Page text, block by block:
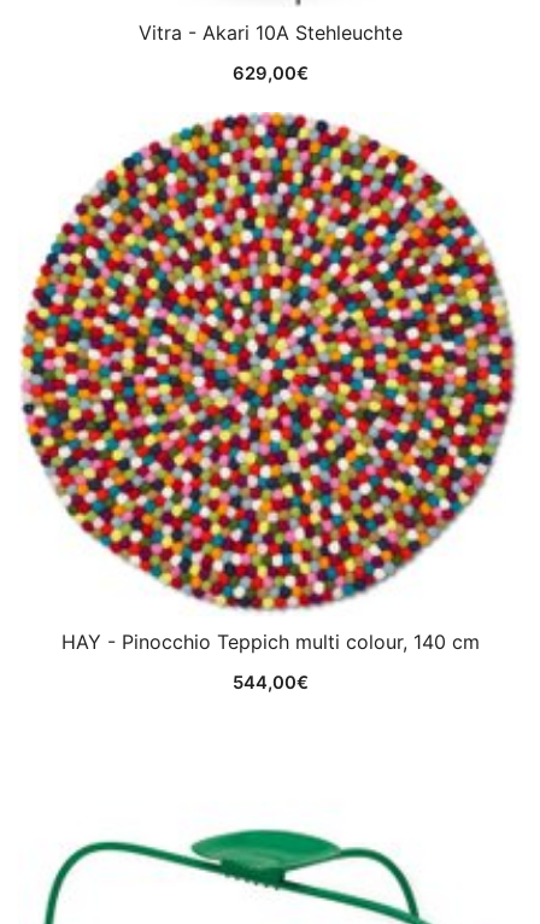
Vitra - Akari 10A Stehleuchte
629,00€
HAY - Pinocchio Teppich multi colour, 140 cm
544,00€